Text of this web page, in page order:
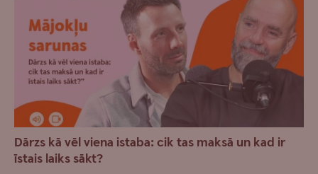
Dārzs kā vēl viena istaba: cik tas maksā un kad ir
īstais laiks sākt?